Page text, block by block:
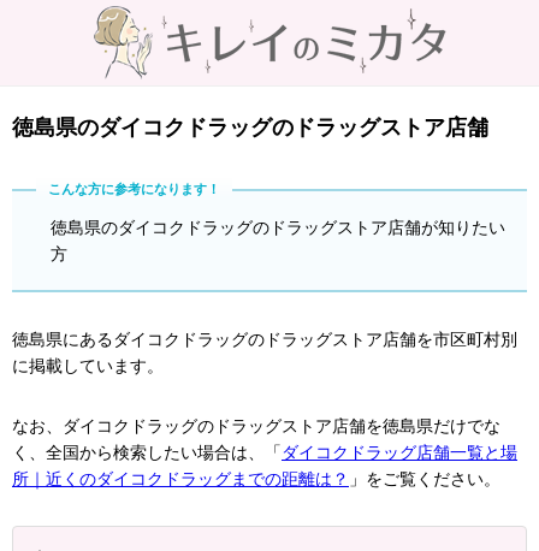
徳島県のダイコクドラッグのドラッグストア店舗
徳島県のダイコクドラッグのドラッグストア店舗が知りたい
方
徳島県にあるダイコクドラッグのドラッグストア店舗を市区町村別
に掲載しています。
なお、ダイコクドラッグのドラッグストア店舗を徳島県だけでな
く、全国から検索したい場合は、「ダイコクドラッグ店舗一覧と場
所｜近くのダイコクドラッグまでの距離は？ 」をご覧ください。